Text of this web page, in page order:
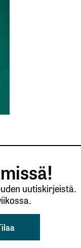
uutiskirjeistä.